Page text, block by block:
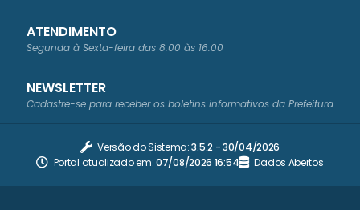
ATENDIMENTO
Segunda à Sexta-feira das 8:00 às 16:00
NEWSLETTER
Cadastre-se para receber os boletins informativos da Prefeitura
Versão do Sistema:3.5.2 - 30/04/2026
Portal atualizado em:07/08/2026 16:54 Dados Abertos